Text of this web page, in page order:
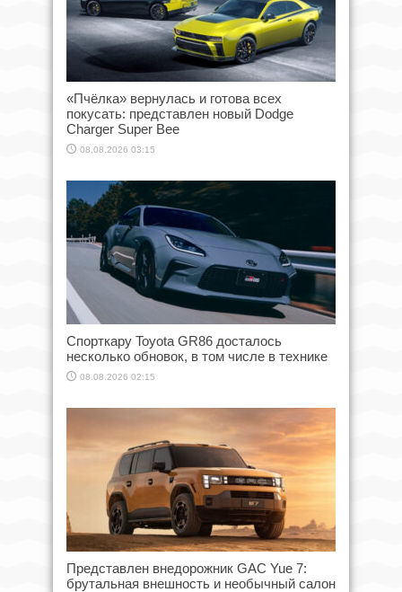
«Пчёлка» вернулась и готова всех
покусать: представлен новый Dodge
Charger Super Bee
08.08.2026 03:15
Спорткару Toyota GR86 досталось
несколько обновок, в том числе в технике
08.08.2026 02:15
Представлен внедорожник GAC Yue 7:
брутальная внешность и необычный салон